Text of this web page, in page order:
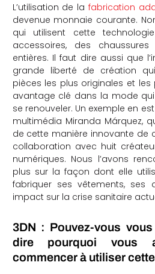
L’utilisation de la fabrication
devenue monnaie courante.
qui utilisent cette
accessoires, des
entières. Il faut dire aussi que
grande liberté de création
pièces les plus originales et les
avantage clé dans la mode
se renouveler. Un exemple en
multimédia Miranda Márquez,
de cette manière innovante de
collaboration avec huit
numériques. Nous l’avons
plus sur la façon dont elle
fabriquer ses vêtements, ses
impact sur la crise sanitaire
3DN : Pouvez-vous
dire pourquoi vous
commencer à utiliser